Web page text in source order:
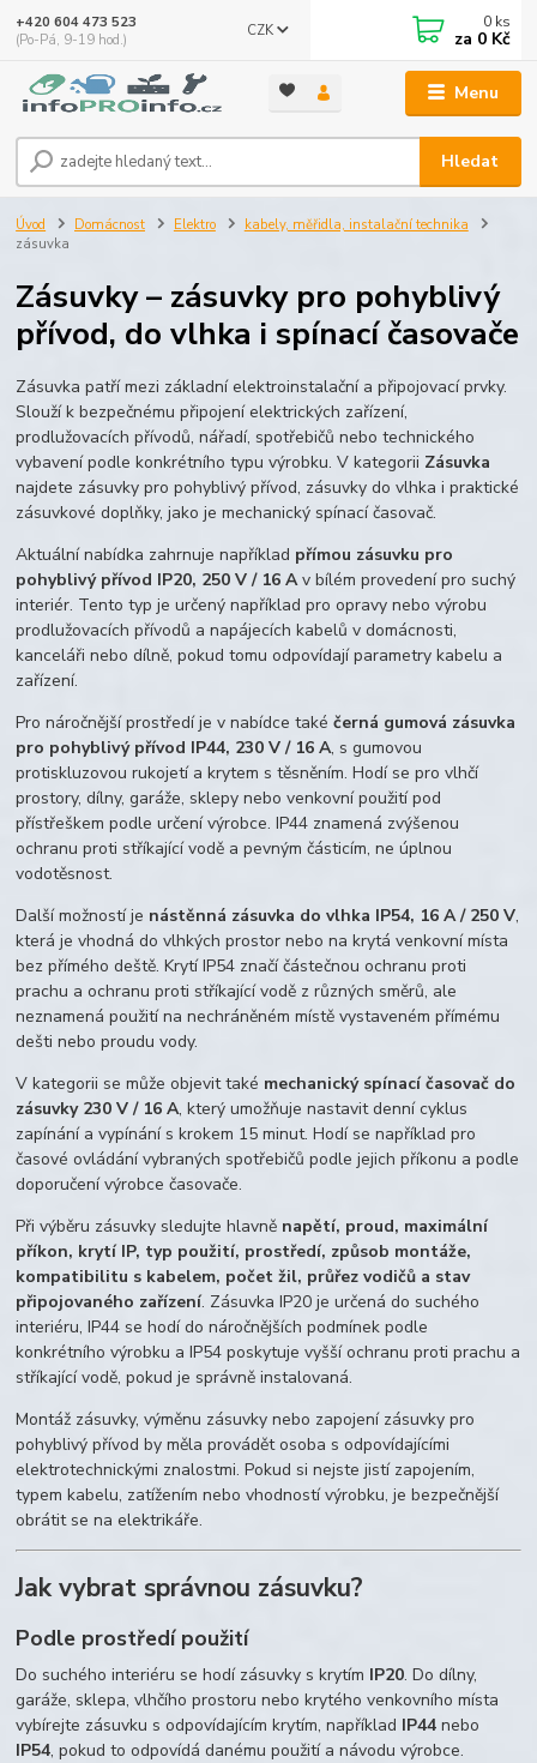
Menu
CZK
Hledat
+420 604 473 523
(Po-Pá, 9-19 hod.)
0 ks
za 0 Kč
Úvod Domácnost Elektro
kabely, měřidla, instalační technika
zásuvka
Zásuvky – zásuvky pro pohyblivý
přívod, do vlhka i spínací časovače
Zásuvka patří mezi základní elektroinstalační a připojovací prvky.
Slouží k bezpečnému připojení elektrických zařízení,
prodlužovacích přívodů, nářadí, spotřebičů nebo technického
vybavení podle konkrétního typu výrobku. V kategorii Zásuvka
najdete zásuvky pro pohyblivý přívod, zásuvky do vlhka i praktické
zásuvkové doplňky, jako je mechanický spínací časovač.
Aktuální nabídka zahrnuje například přímou zásuvku pro
pohyblivý přívod IP20, 250 V / 16 Av bílém provedení pro suchý
interiér. Tento typ je určený například pro opravy nebo výrobu
prodlužovacích přívodů a napájecích kabelů v domácnosti,
kanceláři nebo dílně, pokud tomu odpovídají parametry kabelu a
zařízení.
Pro náročnější prostředí je v nabídce takéčerná gumová zásuvka
pro pohyblivý přívod IP44, 230 V / 16 A, s gumovou
protiskluzovou rukojetí a krytem s těsněním. Hodí se pro vlhčí
prostory, dílny, garáže, sklepy nebo venkovní použití pod
přístřeškem podle určení výrobce. IP44 znamená zvýšenou
ochranu proti stříkající vodě a pevným částicím, ne úplnou
vodotěsnost.
Další možností je nástěnná zásuvka do vlhka IP54, 16 A / 250 V,
která je vhodná do vlhkých prostor nebo na krytá venkovní místa
bez přímého deště. Krytí IP54 značí částečnou ochranu proti
prachu a ochranu proti stříkající vodě z různých směrů, ale
neznamená použití na nechráněném místě vystaveném přímému
dešti nebo proudu vody.
V kategorii se může objevit také mechanický spínací časovač do
zásuvky 230 V / 16 A, který umožňuje nastavit denní cyklus
zapínání a vypínání s krokem 15 minut. Hodí se například pro
časové ovládání vybraných spotřebičů podle jejich příkonu a podle
doporučení výrobce časovače.
Při výběru zásuvky sledujte hlavně napětí, proud, maximální
příkon, krytí IP, typ použití, prostředí, způsob montáže,
kompatibilitu s kabelem, počet žil, průřez vodičů a stav
připojovaného zařízení. Zásuvka IP20 je určená do suchého
interiéru, IP44 se hodí do náročnějších podmínek podle
konkrétního výrobku a IP54 poskytuje vyšší ochranu proti prachu a
stříkající vodě, pokud je správně instalovaná.
Montáž zásuvky, výměnu zásuvky nebo zapojení zásuvky pro
pohyblivý přívod by měla provádět osoba s odpovídajícími
elektrotechnickými znalostmi. Pokud si nejste jistí zapojením,
typem kabelu, zatížením nebo vhodností výrobku, je bezpečnější
obrátit se na elektrikáře.
Jak vybrat správnou zásuvku?
Podle prostředí použití
Do suchého interiéru se hodí zásuvky s krytím IP20. Do dílny,
garáže, sklepa, vlhčího prostoru nebo krytého venkovního místa
vybírejte zásuvku s odpovídajícím krytím, například IP44 nebo
IP54, pokud to odpovídá danému použití a návodu výrobce.